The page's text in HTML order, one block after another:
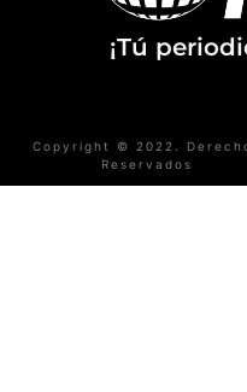
¡Tú
Copyright © 2022.
Reservados